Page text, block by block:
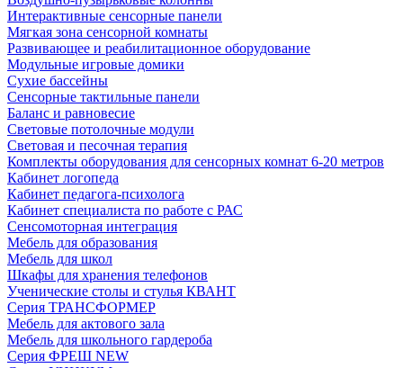
Интерактивные сенсорные панели
Мягкая зона сенсорной комнаты
Развивающее и реабилитационное оборудование
Модульные игровые домики
Сухие бассейны
Сенсорные тактильные панели
Баланс и равновесие
Световые потолочные модули
Световая и песочная терапия
Комплекты оборудования для сенсорных комнат 6-20 метров
Кабинет логопеда
Кабинет педагога-психолога
Кабинет специалиста по работе с РАС
Сенсомоторная интеграция
Мебель для образования
Мебель для школ
Шкафы для хранения телефонов
Ученические столы и стулья КВАНТ
Серия ТРАНСФОРМЕР
Мебель для актового зала
Мебель для школьного гардероба
Серия ФРЕШ NEW